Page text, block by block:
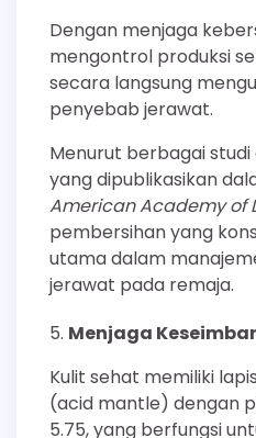
Dengan menjaga
mengontrol produksi
secara langsung
penyebab jerawat.
Menurut berbagai
yang dipublikasikan
American Academy of
pembersihan yang
utama dalam
jerawat pada remaja.
Menjaga
Kulit sehat memiliki
(acid mantle) dengan
5.75, yang berfungsi